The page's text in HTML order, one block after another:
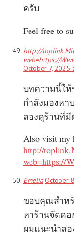
ครับ
Feel free to
http://
web=https://
October 7, 2025
บทความนี้ให้
กำลังมองหา
ลองดูร้านที่มี
Also visit my
http://
web=https://
Emelia October
ขอบคุณสำห
หาร้านจัดดอ
ผมแนะนำลอ